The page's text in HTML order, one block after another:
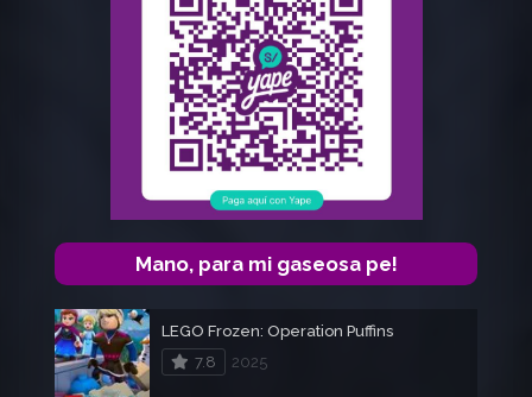
Mano, para mi gaseosa pe!
LEGO Frozen: Operation Puffins
7.8
2025